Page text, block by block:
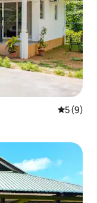
5 (9)